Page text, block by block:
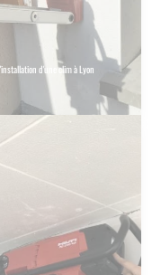
d'une clim à Lyon